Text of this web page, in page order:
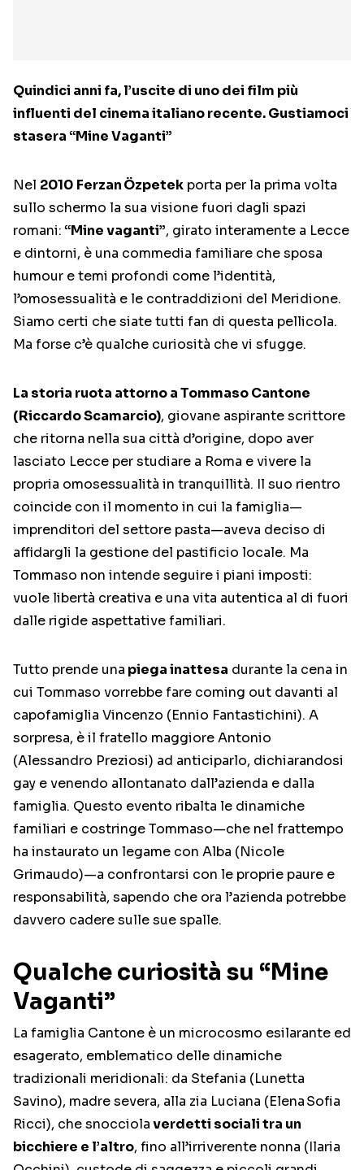
Quindici anni fa, l’uscite di uno dei film più
influenti del cinema italiano recente. Gustiamoci
stasera “Mine Vaganti”
Nel 2010 Ferzan Özpetek porta per la prima volta
sullo schermo la sua visione fuori dagli spazi
romani:“Mine vaganti”, girato interamente a Lecce
e dintorni, è una commedia familiare che sposa
humour e temi profondi come l’identità,
l’omosessualità e le contraddizioni del Meridione.
Siamo certi che siate tutti fan di questa pellicola.
Ma forse c’è qualche curiosità che vi sfugge.
La storia ruota attorno a Tommaso Cantone
(Riccardo Scamarcio), giovane aspirante scrittore
che ritorna nella sua città d’origine, dopo aver
lasciato Lecce per studiare a Roma e vivere la
propria omosessualità in tranquillità. Il suo rientro
coincide con il momento in cui la famiglia—
imprenditori del settore pasta—aveva deciso di
affidargli la gestione del pastificio locale. Ma
Tommaso non intende seguire i piani imposti:
vuole libertà creativa e una vita autentica al di fuori
dalle rigide aspettative familiari.
Tutto prende una piega inattesa durante la cena in
cui Tommaso vorrebbe fare coming out davanti al
capofamiglia Vincenzo (Ennio Fantastichini). A
sorpresa, è il fratello maggiore Antonio
(Alessandro Preziosi) ad anticiparlo, dichiarandosi
gay e venendo allontanato dall’azienda e dalla
famiglia. Questo evento ribalta le dinamiche
familiari e costringe Tommaso—che nel frattempo
ha instaurato un legame con Alba (Nicole
Grimaudo)—a confrontarsi con le proprie paure e
responsabilità, sapendo che ora l’azienda potrebbe
davvero cadere sulle sue spalle.
Qualche curiosità su “Mine
Vaganti”
La famiglia Cantone è un microcosmo esilarante ed
esagerato, emblematico delle dinamiche
tradizionali meridionali: da Stefania (Lunetta
Savino), madre severa, alla zia Luciana (Elena Sofia
Ricci), che snocciolaverdetti sociali tra un
bicchiere e l’altro, fino all’irriverente nonna (Ilaria